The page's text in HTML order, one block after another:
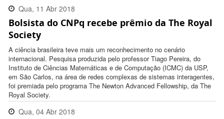
Qua, 11 Abr 2018
16:53:00 -0300
Bolsista do CNPq recebe prêmio da The Royal
Society
A ciência brasileira teve mais um reconhecimento no cenário
internacional. Pesquisa produzida pelo professor Tiago Pereira, do
Instituto de Ciências Matemáticas e de Computação (ICMC) da USP,
em São Carlos, na área de redes complexas de sistemas interagentes,
foi premiada pelo programa The Newton Advanced Fellowship, da The
Royal Society.
Qua, 04 Abr 2018